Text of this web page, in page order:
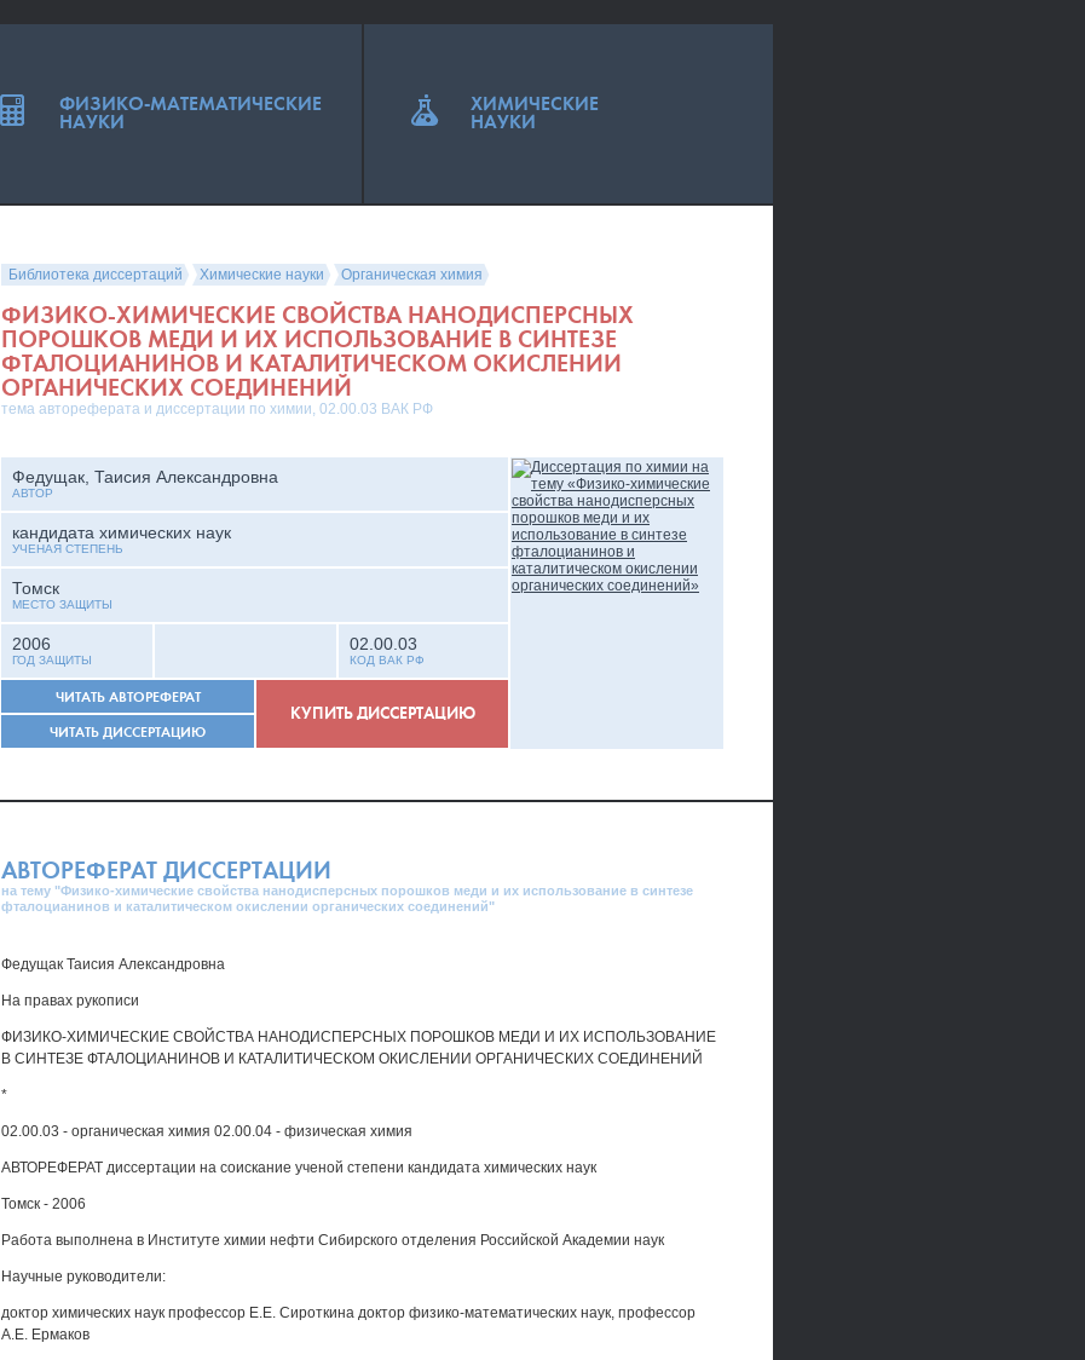
Библиотека диссертаций Химические науки Органическая химия
ФИЗИКО-ХИМИЧЕСКИЕ СВОЙСТВА НАНОДИСПЕРСНЫХ
ПОРОШКОВ МЕДИ И ИХ ИСПОЛЬЗОВАНИЕ В СИНТЕЗЕ
ФТАЛОЦИАНИНОВ И КАТАЛИТИЧЕСКОМ ОКИСЛЕНИИ
ОРГАНИЧЕСКИХ СОЕДИНЕНИЙ
тема автореферата и диссертации по химии, 02.00.03 ВАК РФ
Федущак, Таисия Александровна
АВТОР
кандидата химических наук
УЧЕНАЯ СТЕПЕНЬ
Томск
МЕСТО ЗАЩИТЫ
2006
ГОД ЗАЩИТЫ
02.00.03
КОД ВАК РФ
ЧИТАТЬ АВТОРЕФЕРАТ
ЧИТАТЬ ДИССЕРТАЦИЮ
КУПИТЬ ДИССЕРТАЦИЮ
АВТОРЕФЕРАТ ДИССЕРТАЦИИ
на тему "Физико-химические свойства нанодисперсных порошков меди и их использование в синтезе
фталоцианинов и каталитическом окислении органических соединений"
Федущак Таисия Александровна
На правах рукописи
ФИЗИКО-ХИМИЧЕСКИЕ СВОЙСТВА НАНОДИСПЕРСНЫХ ПОРОШКОВ МЕДИ И ИХ ИСПОЛЬЗОВАНИЕ
В СИНТЕЗЕ ФТАЛОЦИАНИНОВ И КАТАЛИТИЧЕСКОМ ОКИСЛЕНИИ ОРГАНИЧЕСКИХ СОЕДИНЕНИЙ
*
02.00.03 - органическая химия 02.00.04 - физическая химия
АВТОРЕФЕРАТ диссертации на соискание ученой степени кандидата химических наук
Томск - 2006
Работа выполнена в Институте химии нефти Сибирского отделения Российской Академии наук
Научные руководители:
доктор химических наук профессор Е.Е. Сироткина доктор физико-математических наук, профессор
А.Е. Ермаков
ФИЗИКО-МАТЕМАТИЧЕСКИЕ
НАУКИ
ХИМИЧЕСКИЕ
НАУКИ